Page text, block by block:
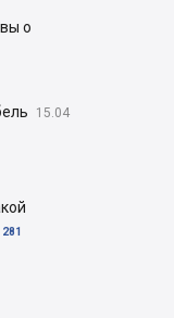
о
15.04
281